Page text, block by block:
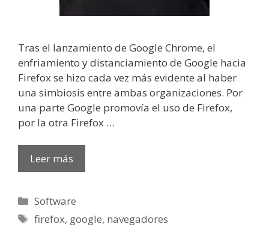
Tras el lanzamiento de Google Chrome, el
enfriamiento y distanciamiento de Google hacia
Firefox se hizo cada vez más evidente al haber
una simbiosis entre ambas organizaciones. Por
una parte Google promovía el uso de Firefox,
por la otra Firefox …
Leer más
Categorías
Software
Etiquetas
firefox, google, navegadores